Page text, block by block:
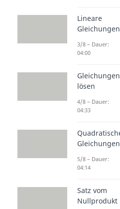
Jetzt
Lineare
Gleichungen
3/8 – Dauer:
04:00
Gleichungen
lösen
4/8 – Dauer:
04:33
Gleichungen
5/8 – Dauer:
04:14
Satz vom
Nullprodukt